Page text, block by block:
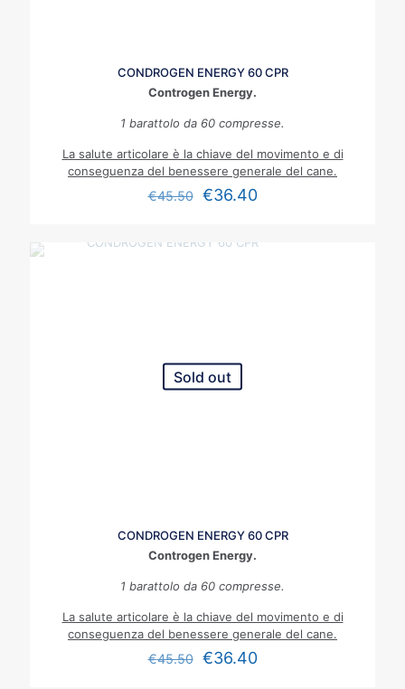
CONDROGEN ENERGY 60 CPR
Controgen Energy.
1 barattolo da 60 compresse.
La salute articolare è la chiave del movimento e di
conseguenza del benessere generale del cane.
€45.50 €36.40
Sold out
CONDROGEN ENERGY 60 CPR
Controgen Energy.
1 barattolo da 60 compresse.
La salute articolare è la chiave del movimento e di
conseguenza del benessere generale del cane.
€45.50 €36.40